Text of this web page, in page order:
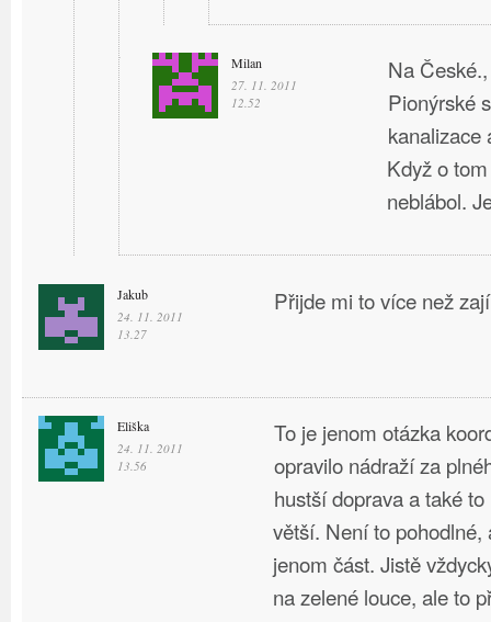
Milan
27. 11. 2011
12.52
Na
Pionýrské
kanalizace
Když o
neblábol.
Jakub
24. 11. 2011
13.27
Přijde mi to více než
Eliška
24. 11. 2011
13.56
To je jenom otázka
opravilo nádraží za
hustší doprava a také
větší. Není to pohodlné,
jenom část. Jistě
na zelené louce, ale to